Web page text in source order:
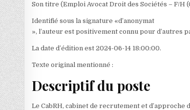
Son titre (Emploi Avocat Droit des Sociétés – F/H
Identifié sous la signature «d’anonymat
», l’auteur est positivement connu pour d’autres
La date d’édition est 2024-06-14 18:00:00.
Texte original mentionné :
Descriptif du poste
Le CabRH, cabinet de recrutement et